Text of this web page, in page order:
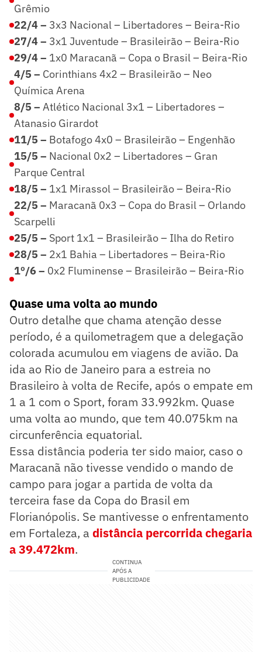
Grêmio
22/4 – 3x3 Nacional – Libertadores – Beira-Rio
27/4 – 3x1 Juventude – Brasileirão – Beira-Rio
29/4 – 1x0 Maracanã – Copa o Brasil – Beira-Rio
4/5 – Corinthians 4x2 – Brasileirão – Neo
Química Arena
8/5 – Atlético Nacional 3x1 – Libertadores –
Atanasio Girardot
11/5 – Botafogo 4x0 – Brasileirão – Engenhão
15/5 – Nacional 0x2 – Libertadores – Gran
Parque Central
18/5 – 1x1 Mirassol – Brasileirão – Beira-Rio
22/5 – Maracanã 0x3 – Copa do Brasil – Orlando
Scarpelli
25/5 – Sport 1x1 – Brasileirão – Ilha do Retiro
28/5 – 2x1 Bahia – Libertadores – Beira-Rio
1º/6 – 0x2 Fluminense – Brasileirão – Beira-Rio
Quase uma volta ao mundo
Outro detalhe que chama atenção desse
período, é a quilometragem que a delegação
colorada acumulou em viagens de avião. Da
ida ao Rio de Janeiro para a estreia no
Brasileiro à volta de Recife, após o empate em
1 a 1 com o Sport, foram 33.992km. Quase
uma volta ao mundo, que tem 40.075km na
circunferência equatorial.
Essa distância poderia ter sido maior, caso o
Maracanã não tivesse vendido o mando de
campo para jogar a partida de volta da
terceira fase da Copa do Brasil em
Florianópolis. Se mantivesse o enfrentamento
em Fortaleza, a distância percorrida chegaria
a 39.472km.
CONTINUA
APÓS A
PUBLICIDADE